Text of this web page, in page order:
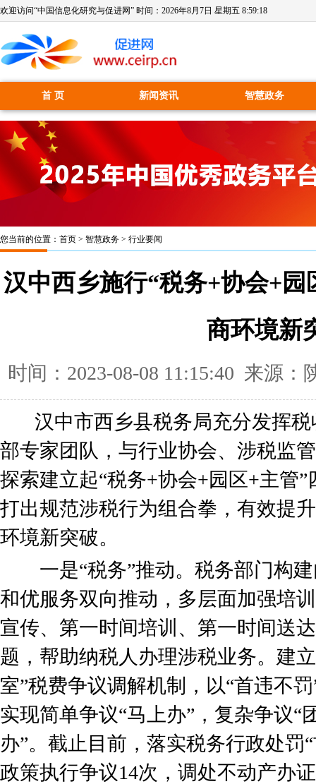
欢迎访问“中国信息化研究与促进网” 时间： 2026年8月7日 星期五 8:59:18
首 页 新闻资讯 智慧政务
您当前的位置： 首页 > 智慧政务 > 行业要闻
汉中西乡施行“税务+协会+
商环境新
时间：2023-08-08 11:15:40 来源
汉中市西乡县税务局充分发挥税
部专家团队，与行业协会、涉税监
探索建立起“税务+协会+园区+主管
打出规范涉税行为组合拳，有效提
环境新突破。
一是“税务”推动。税务部门构建
和优服务双向推动，多层面加强培
宣传、第一时间培训、第一时间送
题，帮助纳税人办理涉税业务。建
室”税费争议调解机制，以“首违不
实现简单争议“马上办”，复杂争议“
办”。截止目前，落实税务行政处罚
政策执行争议14次，调处不动产办